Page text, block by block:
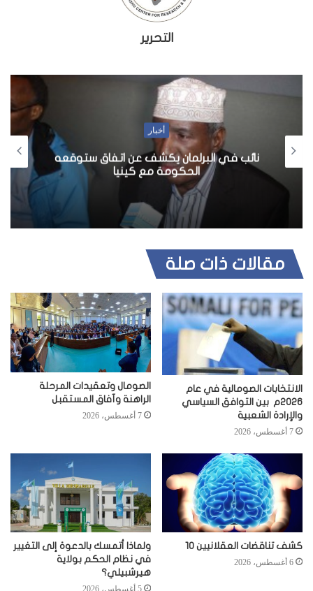
التحرير
أخبار
نائب في البرلمان يكشف عن اتفاق ستوقعه
الحكومة مع كينيا
مقالات ذات صلة
الانتخابات الصومالية في عام
2026م بين التوافق السياسي
والإرادة الشعبية
7 أغسطس، 2026
الصومال وتعقيدات المرحلة
الراهنة وآفاق المستقبل
7 أغسطس، 2026
كشف تناقضات العقلانيين 10
6 أغسطس، 2026
ولماذا أتمسك بالدعوة إلى التغيير
في نظام الحكم بولاية
هيرشبيلي؟
5 أغسطس، 2026